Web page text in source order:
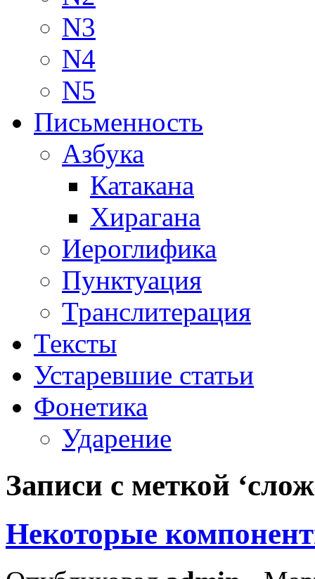
N3
N4
N5
Письменность
Азбука
Катакана
Хирагана
Иероглифика
Пунктуация
Транслитерация
Тексты
Устаревшие статьи
Фонетика
Ударение
Записи с меткой
Некоторые